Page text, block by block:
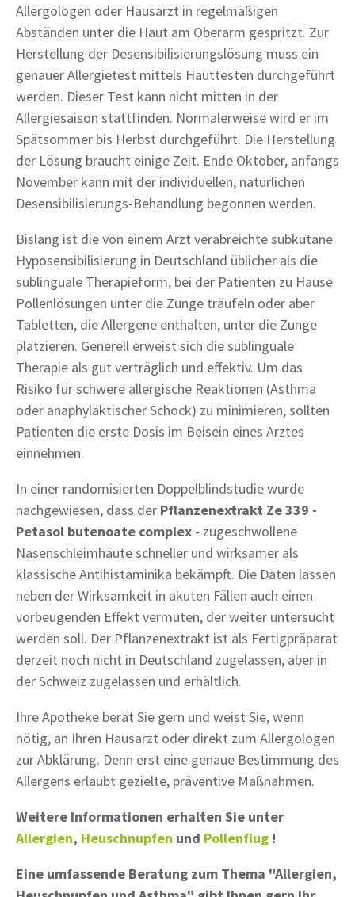
Allergologen oder Hausarzt in regelmäßigen
Abständen unter die Haut am Oberarm gespritzt. Zur
Herstellung der Desensibilisierungslösung muss ein
genauer Allergietest mittels Hauttesten durchgeführt
werden. Dieser Test kann nicht mitten in der
Allergiesaison stattfinden. Normalerweise wird er im
Spätsommer bis Herbst durchgeführt. Die Herstellung
der Lösung braucht einige Zeit. Ende Oktober, anfangs
November kann mit der individuellen, natürlichen
Desensibilisierungs-Behandlung begonnen werden.
Bislang ist die von einem Arzt verabreichte subkutane
Hyposensibilisierung in Deutschland üblicher als die
sublinguale Therapieform, bei der Patienten zu Hause
Pollenlösungen unter die Zunge träufeln oder aber
Tabletten, die Allergene enthalten, unter die Zunge
platzieren. Generell erweist sich die sublinguale
Therapie als gut verträglich und effektiv. Um das
Risiko für schwere allergische Reaktionen (Asthma
oder anaphylaktischer Schock) zu minimieren, sollten
Patienten die erste Dosis im Beisein eines Arztes
einnehmen.
In einer randomisierten Doppelblindstudie wurde
nachgewiesen, dass der Pflanzenextrakt Ze 339 -
Petasol butenoate complex - zugeschwollene
Nasenschleimhäute schneller und wirksamer als
klassische Antihistaminika bekämpft. Die Daten lassen
neben der Wirksamkeit in akuten Fällen auch einen
vorbeugenden Effekt vermuten, der weiter untersucht
werden soll. Der Pflanzenextrakt ist als Fertigpräparat
derzeit noch nicht in Deutschland zugelassen, aber in
der Schweiz zugelassen und erhältlich.
Ihre Apotheke berät Sie gern und weist Sie, wenn
nötig, an Ihren Hausarzt oder direkt zum Allergologen
zur Abklärung. Denn erst eine genaue Bestimmung des
Allergens erlaubt gezielte, präventive Maßnahmen.
Weitere Informationen erhalten Sie unter
Allergien, Heuschnupfen und Pollenflug !
Eine umfassende Beratung zum Thema "Allergien,